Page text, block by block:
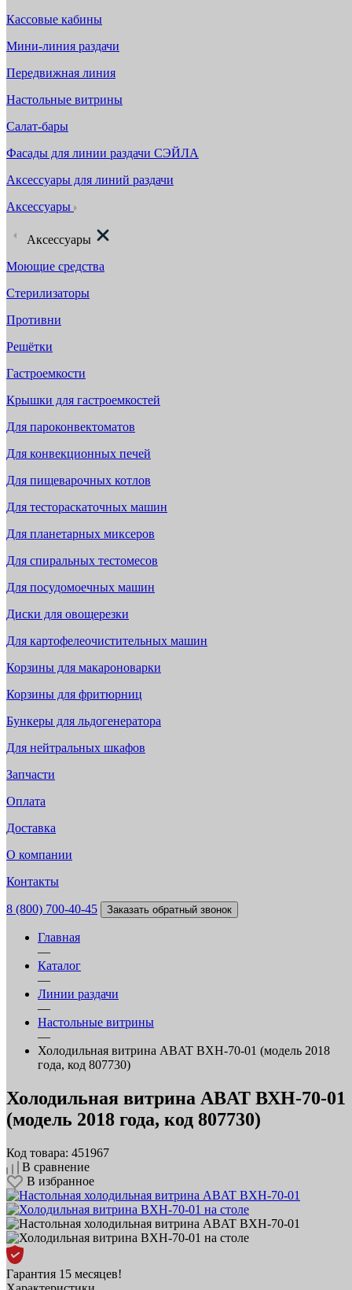
Кассовые кабины
Мини-линия раздачи
Передвижная линия
Настольные витрины
Салат-бары
Фасады для линии раздачи СЭЙЛА
Аксессуары для линий раздачи
Аксессуары
Аксессуары
Моющие средства
Стерилизаторы
Противни
Решётки
Гастроемкости
Крышки для гастроемкостей
Для пароконвектоматов
Для конвекционных печей
Для пищеварочных котлов
Для тестораскаточных машин
Для планетарных миксеров
Для спиральных тестомесов
Для посудомоечных машин
Диски для овощерезки
Для картофелеочистительных машин
Корзины для макароноварки
Корзины для фритюрниц
Бункеры для льдогенератора
Для нейтральных шкафов
Запчасти
Оплата
Доставка
О компании
Контакты
8 (800) 700-40-45 Заказать обратный звонок
Главная
—
Каталог
—
Линии раздачи
—
Настольные витрины
—
Холодильная витрина ABAT ВХН‑70‑01 (модель 2018
года, код 807730)
Холодильная витрина ABAT ВХН‑70‑01
(модель 2018 года, код 807730)
Код товара: 451967
В сравнение
В избранное
Гарантия 15 месяцев!